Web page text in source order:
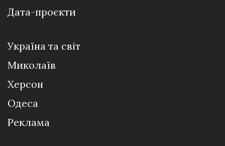
Дата-проєкти
Україна та світ
Миколаїв
Херсон
Одеса
Реклама